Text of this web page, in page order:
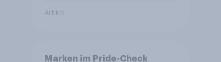
Artikel
Marken im Pride-Check